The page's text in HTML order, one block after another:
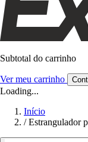
Subtotal do carrinho
Ver meu carrinho
Loading...
Início
/ Estrangulador